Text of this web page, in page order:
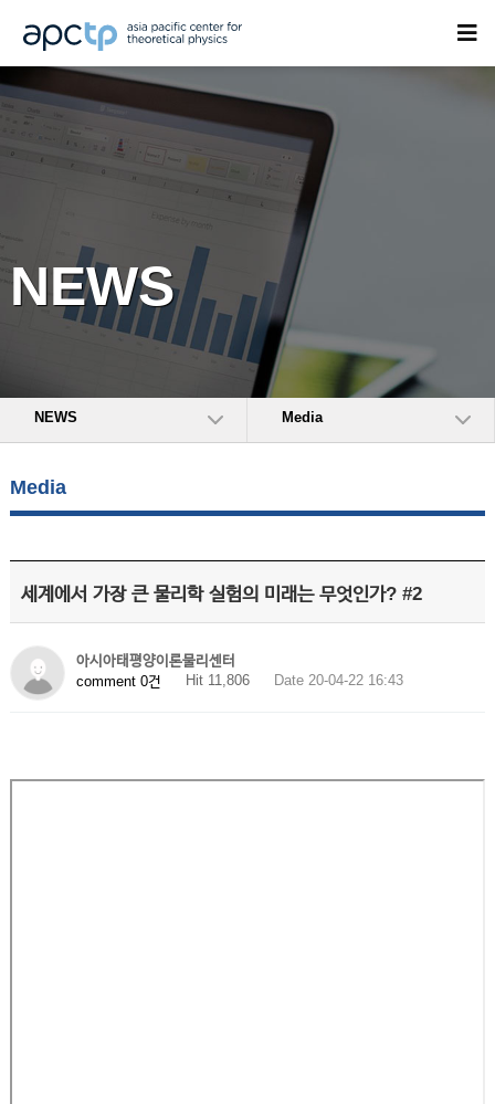
NEWS
NEWS Media
Media
세계에서 가장 큰 물리학 실험의 미래는 무엇인가? #2
아시아태평양이론물리센터
comment 0건
Hit 11,806 Date 20-04-22 16:43